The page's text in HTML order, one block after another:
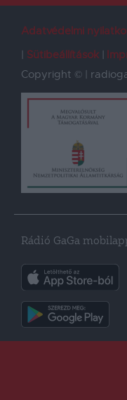
Adatvédelmi
Sütibeállítások
Copyright © |
Rádió GaGa